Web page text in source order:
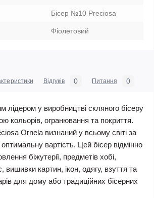
Бісер №10 Preciosa
Фіолетовий
Відгуків 0 Питання 0
лідером у виробництві скляного бісеру
кольорів, огранювання та покриття.
Ornela визнаний у всьому світі за
оптимальну вартість. Цей бісер відмінно
біжутерії, предметів хобі,
вишивки картин, ікон, одягу, взуття та
для дому або традиційних бісерних